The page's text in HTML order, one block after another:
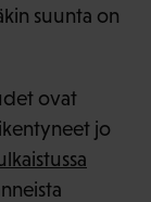
suunta on
ovat
jo